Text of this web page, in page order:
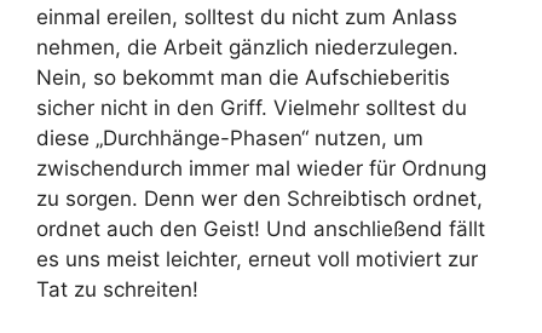
einmal ereilen, solltest du nicht zum Anlass
nehmen, die Arbeit gänzlich niederzulegen.
Nein, so bekommt man die Aufschieberitis
sicher nicht in den Griff. Vielmehr solltest du
diese „Durchhänge-Phasen“ nutzen, um
zwischendurch immer mal wieder für Ordnung
zu sorgen. Denn wer den Schreibtisch ordnet,
ordnet auch den Geist! Und anschließend fällt
es uns meist leichter, erneut voll motiviert zur
Tat zu schreiten!